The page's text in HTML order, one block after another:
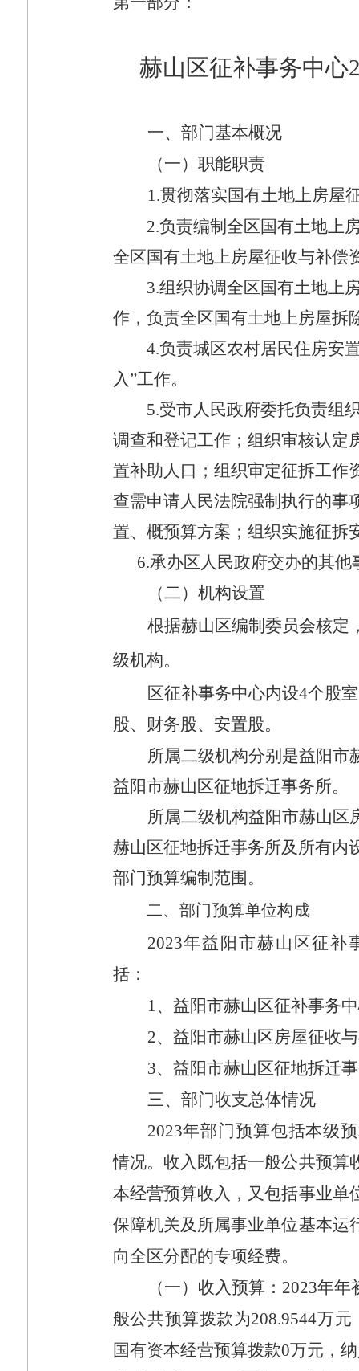
赫山区征补事务中心
一、部门基本概况
（一）职能职责
1.贯彻落实国有土地上房屋
2.负责编制全区国有土地上
全区国有土地上房屋征收与补偿
3.组织协调全区国有土地上
作，负责全区国有土地上房屋拆
4.负责城区农村居民住房安
入”工作。
5.受市人民政府委托负责组
调查和登记工作；组织审核认定
置补助人口；组织审定征拆工作
查需申请人民法院强制执行的事
置、概预算方案；组织实施征拆
6.承办区人民政府交办的其他
（二）机构设置
根据赫山区编制委员会核定
级机构。
区征补事务中心内设4个股
股、财务股、安置股。
所属二级机构分别是益阳市
益阳市赫山区征地拆迁事务所。
所属二级机构益阳市赫山区
赫山区征地拆迁事务所及所有内
部门预算编制范围。
二、部门预算单位构成
2023年益阳市赫山区征补
括：
1、益阳市赫山区征补事务
2、 益阳市赫山区房屋征收
3、 益阳市赫山区征地拆迁
三、部门收支总体情况
2023年部门预算包括本级
情况。收入既包括一般公共预算
本经营预算收入，又包括事业单
保障机关及所属事业单位基本运
向全区分配的专项经费。
（一）收入预算： 2023年年
般公共预算拨款为208.9544万元
国有资本经营预算拨款0万元，